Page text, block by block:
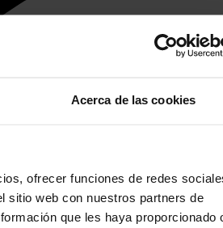
Acerca de las cookies
ofrecer funciones de redes
sitio web con nuestros partners de
que les haya proporcionado